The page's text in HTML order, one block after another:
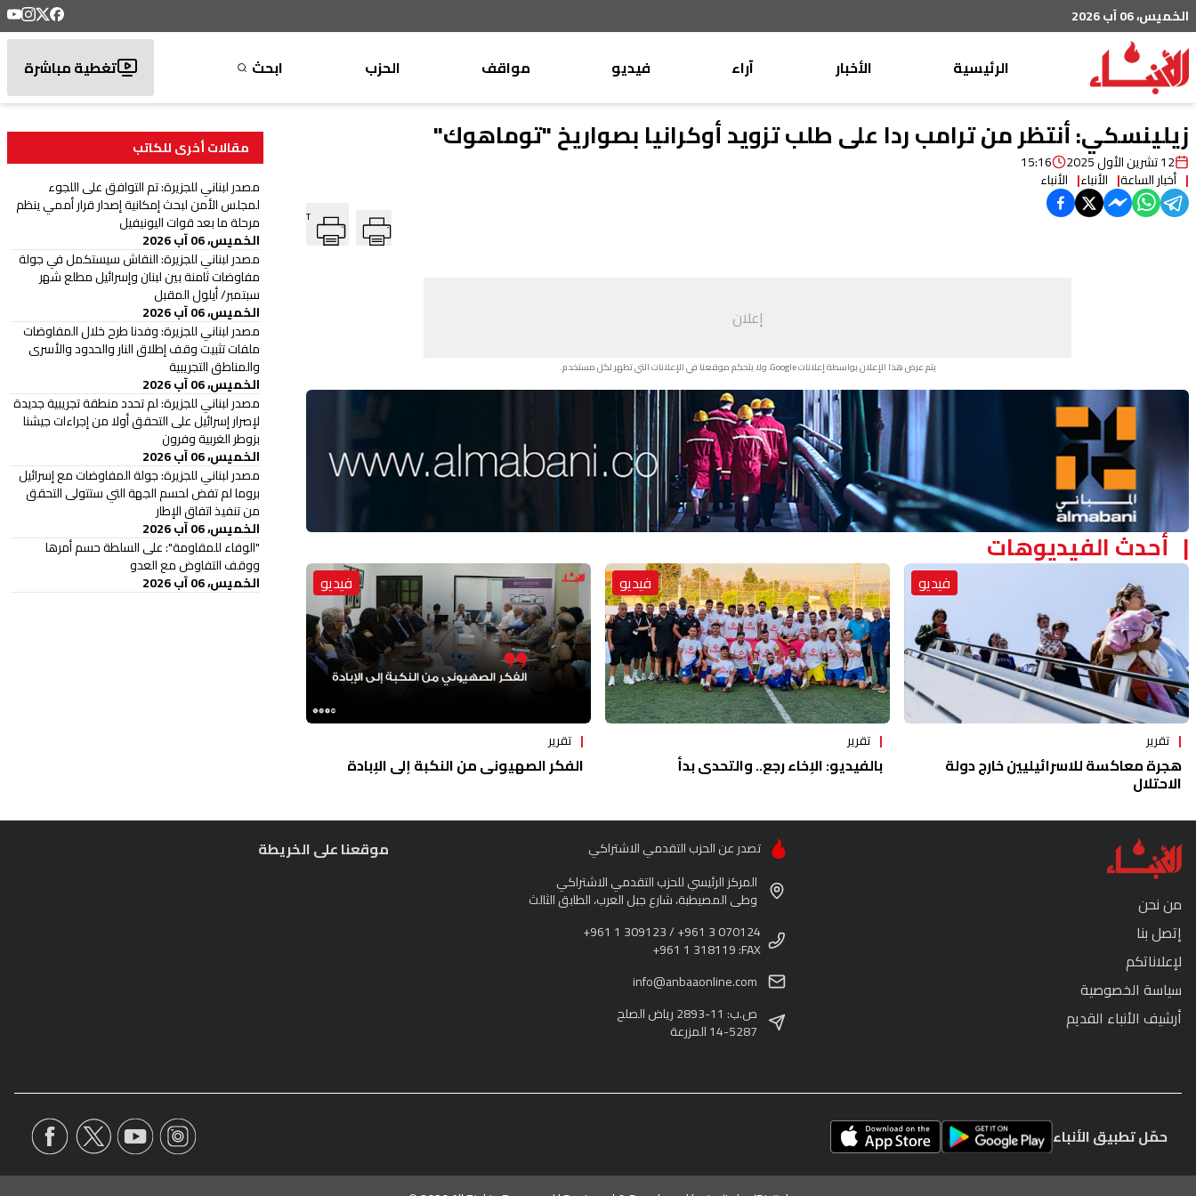
الخميس، 06 آب 2026
الرئيسية
الأخبار
محليات
عربي دولي
آراء
موقف
الأنباء
بريد
فيديو مواقف
وليد جنبلاط
تيمور جنبلاط
الحزب ابحث تغطية مباشرة
زيلينسكي: أنتظر من ترامب ردا على طلب تزويد أوكرانيا بصواريخ "توماهوك"
12 تشرين الأول 2025 15:16
أخبار الساعة الأنباء الأنباء
T
إعلان
يتم عرض هذا الإعلان بواسطة إعلانات Google، ولا يتحكم موقعنا في الإعلانات التي تظهر لكل مستخدم.
Advertisement Section
أحدث الفيديوهات
فيديو
تقرير
هجرة معاكسة للاسرائيليين خارج دولة
الاحتلال
فيديو
تقرير
بالفيديو: الإخاء رجع.. والتحدي بدأ
فيديو
تقرير
الفكر الصهيوني من النكبة إلى الإبادة
مقالات أخرى للكاتب
مصدر لبناني للجزيرة: تم التوافق على اللجوء
لمجلس الأمن لبحث إمكانية إصدار قرار أممي ينظم
مرحلة ما بعد قوات اليونيفيل
الخميس، 06 آب 2026
مصدر لبناني للجزيرة: النقاش سيستكمل في جولة
مفاوضات ثامنة بين ⁧‫لبنان‬⁩ وإسرائيل مطلع شهر
سبتمبر/ أيلول المقبل
الخميس، 06 آب 2026
مصدر لبناني للجزيرة: وفدنا طرح خلال المفاوضات
ملفات تثبيت وقف إطلاق النار والحدود والأسرى
والمناطق التجريبية
الخميس، 06 آب 2026
مصدر لبناني للجزيرة: لم تحدد منطقة تجريبية جديدة
لإصرار إسرائيل على التحقق أولا من إجراءات جيشنا
بزوطر الغربية وفرون
الخميس، 06 آب 2026
مصدر لبناني للجزيرة: جولة المفاوضات مع إسرائيل
بروما لم تفض لحسم الجهة التي ستتولى التحقق
من تنفيذ اتفاق الإطار
الخميس، 06 آب 2026
"الوفاء للمقاومة": على السلطة حسم أمرها
ووقف التفاوض مع العدو
الخميس، 06 آب 2026
من نحن
إتصل بنا
لإعلاناتكم
سياسة الخصوصية
أرشيف الأنباء القديم
تصدر عن الحزب التقدمي الاشتراكي
المركز الرئيسي للحزب التقدمي الاشتراكي
وطى المصيطبة، شارع جبل العرب، الطابق الثالث
+961 1 309123 / +961 3 070124
+961 1 318119 :FAX
info@anbaaonline.com
ص.ب: 11-2893 رياض الصلح
14-5287 المزرعة
موقعنا على الخريطة
حمّل تطبيق الأنباء